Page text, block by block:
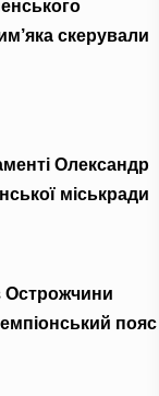
скерували
Олександр
міськради
Острожчини
пояс